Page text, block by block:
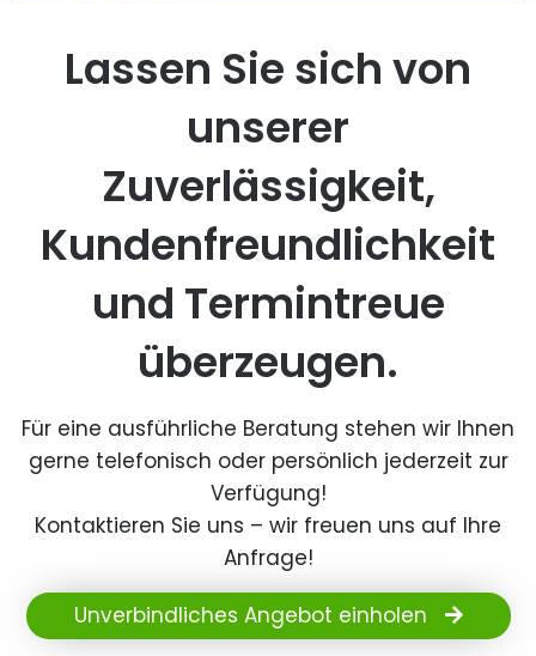
Lassen Sie sich von
unserer
Zuverlässigkeit,
Kundenfreundlichkeit
und Termintreue
überzeugen.
Für eine ausführliche Beratung stehen wir Ihnen
gerne telefonisch oder persönlich jederzeit zur
Verfügung!
Kontaktieren Sie uns – wir freuen uns auf Ihre
Anfrage!
Unverbindliches Angebot einholen